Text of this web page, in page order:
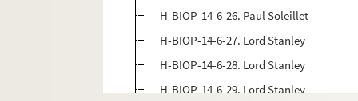
H-BIOP-14-6-26. Paul Soleillet
H-BIOP-14-6-27. Lord Stanley
H-BIOP-14-6-28. Lord Stanley
H-BIOP-14-6-29. Lord Stanley